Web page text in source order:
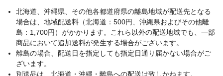
北海道、沖縄県、その他各都道府県の離島地域が配送先となる
場合は、地域配送料（北海道：500円、沖縄県およびその他離
島：1,700円）がかかります。これら以外の配送地域でも、一部
商品において追加送料が発生する場合がございます。
離島の場合、配送日を指定しても指定日通り届かない場合がご
ざいます。
別送品は、北海道・沖縄・離島への配送は致しかねます。